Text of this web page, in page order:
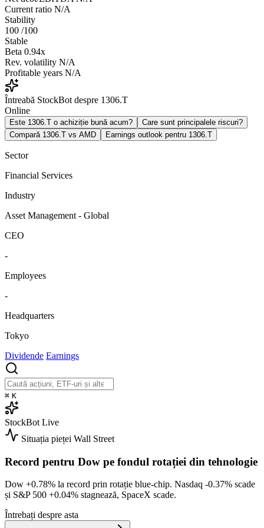
Current ratio N/A
Stability
100 /100
Stable
Beta 0.94x
Rev. volatility N/A
Profitable years N/A
Întreabă StockBot despre 1306.T
Online
Este 1306.T o achiziție bună acum?
Care sunt principalele riscuri?
Compară 1306.T vs AMD
Earnings outlook pentru 1306.T
Sector
Financial Services
Industry
Asset Management - Global
CEO
-
Employees
-
Headquarters
Tokyo
Dividende Earnings
⌘ K
StockBot Live
Situația pieței Wall Street
Record pentru Dow pe fondul rotației din tehnologie
Dow +0.78% la record prin rotație blue-chip. Nasdaq -0.37% scade
și S&P 500 +0.04% stagnează, SpaceX scade.
Întrebați despre asta